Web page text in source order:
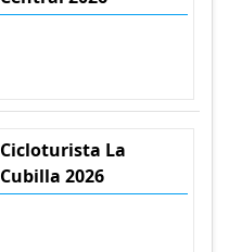
Cicloturista La
Cubilla 2026